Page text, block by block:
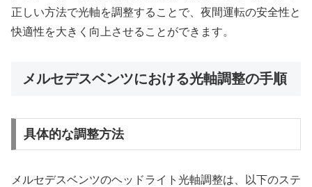
正しい方法で光軸を調整することで、夜間運転の安全性と
快適性を大きく向上させることができます。
メルセデスベンツにおける光軸調整の手順
具体的な調整方法
メルセデスベンツのヘッドライト光軸調整は、以下のステ